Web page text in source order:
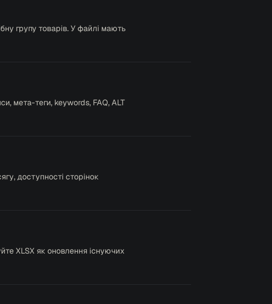
групу товарів. У файлі мають
мета-теги, keywords, FAQ, ALT
доступності сторінок
XLSX як оновлення існуючих